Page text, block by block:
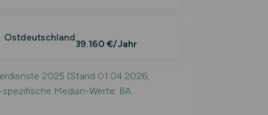
Ostdeutschland
39.160 €/Jahr
2025 (Stand 01.04.2026,
Median-Werte: BA